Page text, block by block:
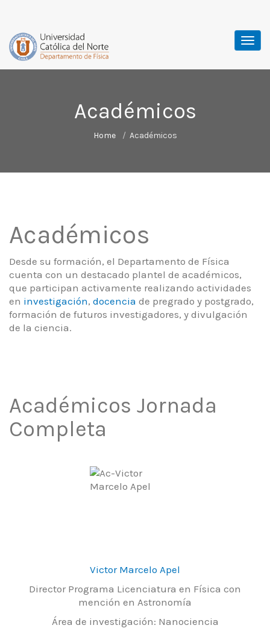
Académicos
Home Académicos
Académicos
Desde su formación, el Departamento de Física
cuenta con un destacado plantel de académicos,
que participan activamente realizando actividades
en investigación, docencia de pregrado y postgrado,
formación de futuros investigadores, y divulgación
de la ciencia.
Académicos Jornada
Completa
Victor Marcelo Apel
Director Programa Licenciatura en Física con
mención en Astronomía
Área de investigación: Nanociencia